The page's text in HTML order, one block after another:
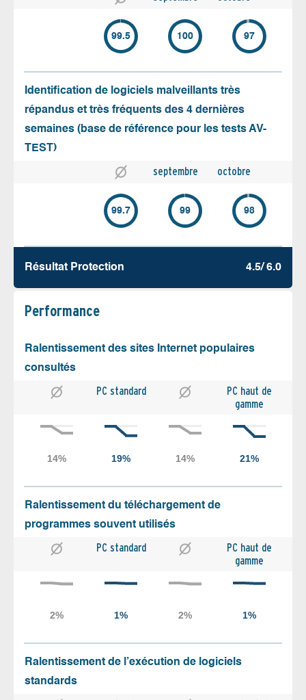
99.5 100 97
Identification de logiciels malveillants très
répandus et très fréquents des 4 dernières
semaines (base de référence pour les tests AV-
TEST)
septembre octobre
99.7 99 98
Résultat Protection 4.5/ 6.0
Performance
Ralentissement des sites Internet populaires
consultés
PC standard
PC haut de
gamme
Ralentissement du téléchargement de
programmes souvent utilisés
PC standard
PC haut de
gamme
Ralentissement de l’exécution de logiciels
standards